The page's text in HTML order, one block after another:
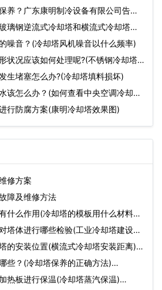
养？广东康明制冷设备有限公司告诉
璃钢逆流式冷却塔和横流式冷却塔小
噪音？(冷却塔风机噪音以什么频率)
状况应该如何处理呢?(不锈钢冷却塔
生堵塞怎么办?(冷却塔填料损坏)
该怎么办？(如何查看中央空调冷却塔
行防腐方案(康明冷却塔效果图)
修方案
障及维修方法
什么作用(冷却塔的模板用什么材料做
塔体进行哪些检验(工业冷却塔建设方
的安装位置(横流式冷却塔安装距离)…
些？(冷却塔保养的正确方法)…
热板进行保温(冷却塔蒸汽保温)…